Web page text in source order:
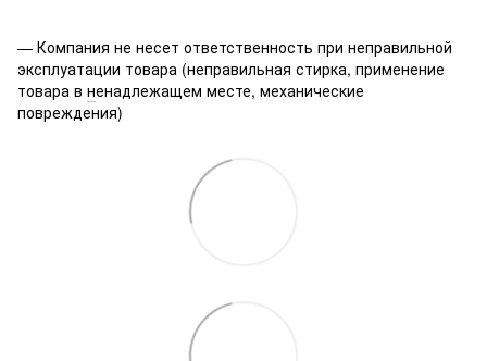
— Компания не несет ответственность при неправильной
эксплуатации товара (неправильная стирка, применение
товара в ненадлежащем месте, механические
повреждения)